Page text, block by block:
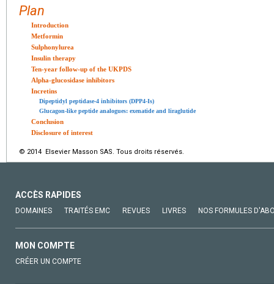
Plan
Introduction
Metformin
Sulphonylurea
Insulin therapy
Ten-year follow-up of the UKPDS
Alpha-glucosidase inhibitors
Incretins
Dipeptidyl peptidase-4 inhibitors (DPP4-Is)
Glucagon-like peptide analogues: exenatide and liraglutide
Conclusion
Disclosure of interest
© 2014 Elsevier Masson SAS. Tous droits réservés.
ACCÈS RAPIDES
DOMAINES TRAITÉS EMC REVUES LIVRES NOS FORMULES
MON COMPTE
CRÉER UN COMPTE